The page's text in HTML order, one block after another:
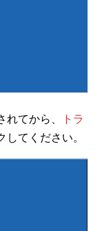
てから、
トラ
してください。